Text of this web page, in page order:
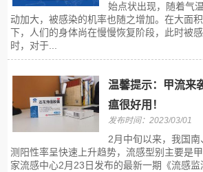
始点状出现，随着气
动加大，被感染的机率也随之增加。在大面
下，人们的身体尚在慢慢恢复阶段，此时被
时，对于...
温馨提示：甲流来
瘟很好用！
发布时间：2023/03/01
2月中旬以来，我国
测阳性率呈快速上升趋势，流感型别主要是
家流感中心2月23日发布的最新一期《流感